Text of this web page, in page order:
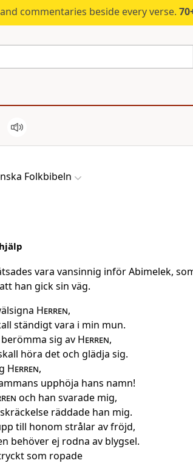
commentaries beside every verse.
Folkbibeln
vara vansinnig inför Abimelek,
han gick sin väg.
Herren,
ständigt vara i min mun.
sig av Herren,
höra det och glädja sig.
Herren,
upphöja hans namn!
och han svarade mig,
räddade han mig.
till honom strålar av fröjd,
behöver ej rodna av blygsel.
som ropade